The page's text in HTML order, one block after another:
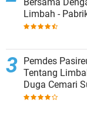
Limbah -
Penampungan
Pemdes
Tentang
Duga Cemari
Kesepakatan